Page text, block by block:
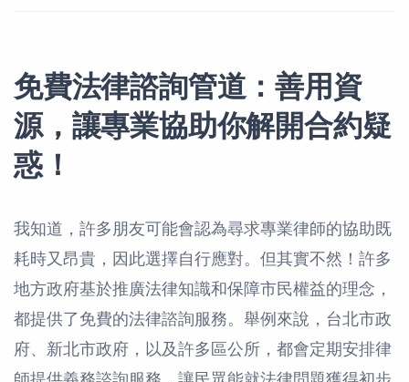
免費法律諮詢管道：善用資
源，讓專業協助你解開合約疑
惑！
我知道，許多朋友可能會認為尋求專業律師的協助既
耗時又昂貴，因此選擇自行應對。但其實不然！許多
地方政府基於推廣法律知識和保障市民權益的理念，
都提供了免費的法律諮詢服務。舉例來說，台北市政
府、新北市政府，以及許多區公所，都會定期安排律